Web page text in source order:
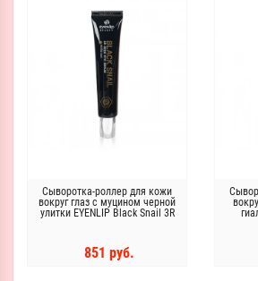
Сыворотка-роллер для кожи
вокруг глаз с муцином черной
улитки EYENLIP Black Snail 3R
851 руб.